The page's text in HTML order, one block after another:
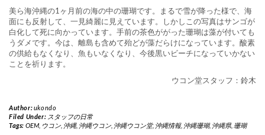
美ら海沖縄の1ヶ月前の海の中の珊瑚です。まるで雪が降った様で、海
面にも反射して、一見綺麗に見えています。しかしこの写真はサンゴが
白化して死に向かっています。手前の茶色ががった珊瑚は藻が付いても
うダメです。今は、離島も含めて殆どが藻だらけになっています。酸素
の供給もなくなり、魚もいなくなり、今後黒いビーチになっていかない
ことを祈ります。
ウコン堂スタッフ：鈴木
Author:ukondo
Filed Under: スタッフの日常
Tags: OEM, ウコン, 沖縄, 沖縄ウコン, 沖縄ウコン堂, 沖縄情報, 沖縄珊瑚, 沖縄県, 珊瑚